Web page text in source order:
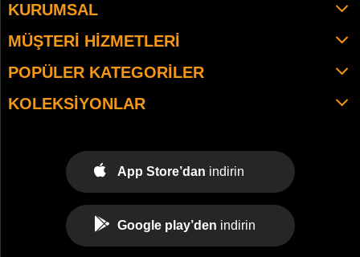
KURUMSAL
MÜŞTERI HIZMETLERI
POPÜLER KATEGORILER
KOLEKSIYONLAR
App Store’dan indirin
Google play’den indirin